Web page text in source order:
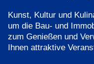
Kunst, Kultur und
um die Bau- und
zum Genießen und
Ihnen attraktive